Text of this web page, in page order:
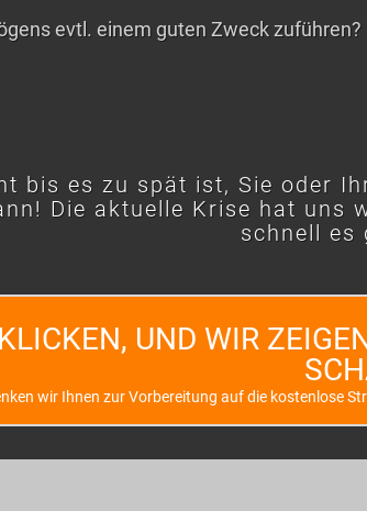
evtl. einem guten Zweck zuführen?
bis es zu spät ist, Sie oder
Die aktuelle Krise hat uns
schnell es
UND WIR
wir Ihnen zur Vorbereitung auf die kostenlose